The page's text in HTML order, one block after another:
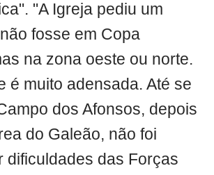
"A Igreja pediu um
fosse em Copa
na zona oeste ou norte.
é muito adensada. Até se
dos Afonsos, depois
do Galeão, não foi
dificuldades das Forças